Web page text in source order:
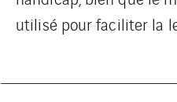
utilisé pour faciliter la